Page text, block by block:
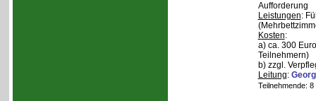
Aufforderung
Leistungen:
Kosten:
a) ca. 300
Teilnehmern)
b) zzgl.
Leitung:
Teilnehmende: